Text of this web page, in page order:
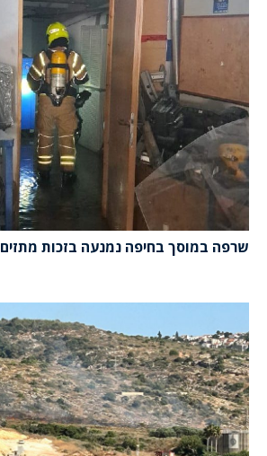
שרפה במוסך בחיפה נמנעה בזכות מתזים